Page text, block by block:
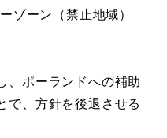
ゾーン（禁止地域）
、ポーランドへの補助
で、方針を後退させる